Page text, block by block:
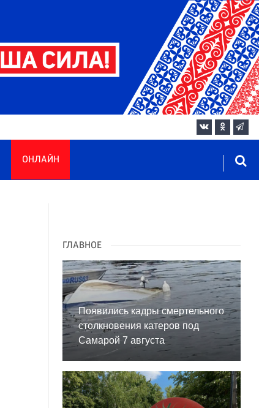
ОНЛАЙН
ГЛАВНОЕ
Появились кадры смертельного
столкновения катеров под
Самарой 7 августа